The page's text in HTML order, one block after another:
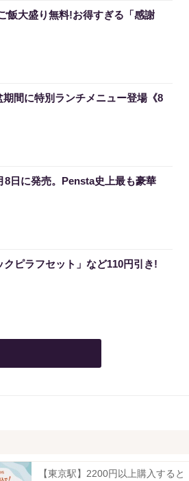
飯大盛り無料!お得すぎる「感謝
期間に特別ランチメニュー登場《8
日に発売。Pensta史上最も豪華
クピラフセット」など110円引き!
【東京駅】2200円以上購入すると